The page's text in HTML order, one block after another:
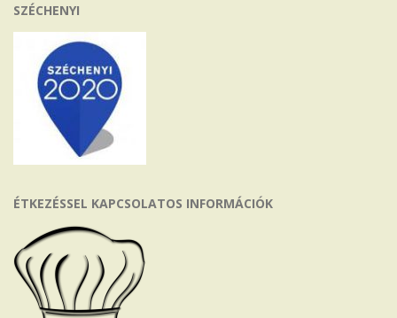
SZÉCHENYI
ÉTKEZÉSSEL KAPCSOLATOS INFORMÁCIÓK